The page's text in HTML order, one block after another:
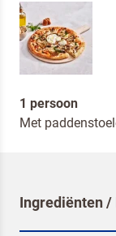
1 persoon
Met
Ingrediënten /